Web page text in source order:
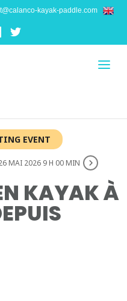
kayak-paddle.com
EVENT
MAI 2026 9 H 00 MIN
KAYAK À